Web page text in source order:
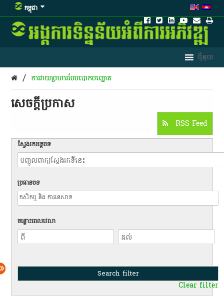
កម្ពុជា
/ ការវាយប្រហារបែបបោកបញ្ជោត
សេចក្តីប្រកាស
RSS Feed
ស្វែងរកអត្ថបទ
ប្រធានបទ
ចន្លោះពេលវេលា
Clear filter